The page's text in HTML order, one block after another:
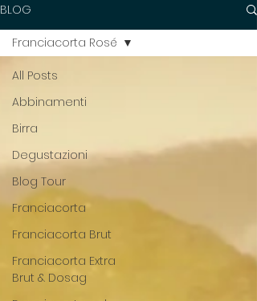
BLOG
All Posts
Abbinamenti
Birra
Degustazioni
Blog Tour
Franciacorta
Franciacorta Brut
Franciacorta Extra
Brut & Dosag
Franciacorta Rosé